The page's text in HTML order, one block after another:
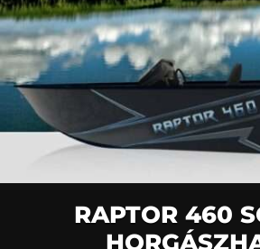
RAPTOR 460